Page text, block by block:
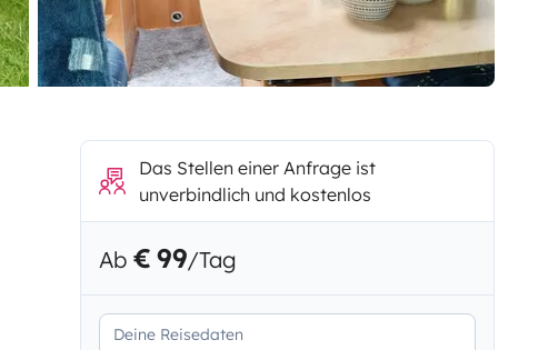
Das Stellen einer Anfrage ist
unverbindlich und kostenlos
Ab € 99/Tag
Deine Reisedaten